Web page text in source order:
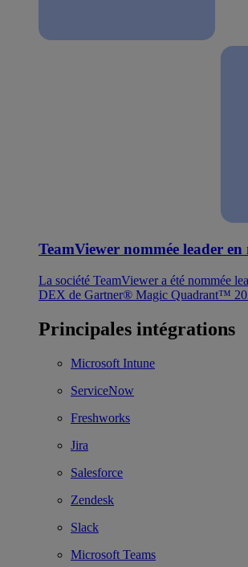
TeamViewer nommée leader
La société TeamViewer a été nommée
DEX de Gartner® Magic Quadrant™
Principales intégrations
Microsoft Intune
ServiceNow
Freshworks
Jira
Salesforce
Zendesk
Slack
Microsoft Teams